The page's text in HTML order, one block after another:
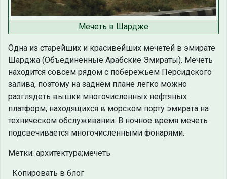
Мечеть в Шардже
Одна из старейших и красивейших мечетей в эмирате
Шарджа (Объединённые Арабские Эмираты). Мечеть
находится совсем рядом с побережьем Персидского
залива, поэтому на заднем плане легко можно
разглядеть вышки многочисленных нефтяных
платформ, находящихся в морском порту эмирата на
техническом обслуживании. В ночное время мечеть
подсвечивается многочисленными фонарями.
Метки: архитектура;мечеть
Копировать в блог